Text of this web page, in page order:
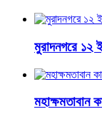
মুরাদনগরে ১২
মহাক্ষমতাবান